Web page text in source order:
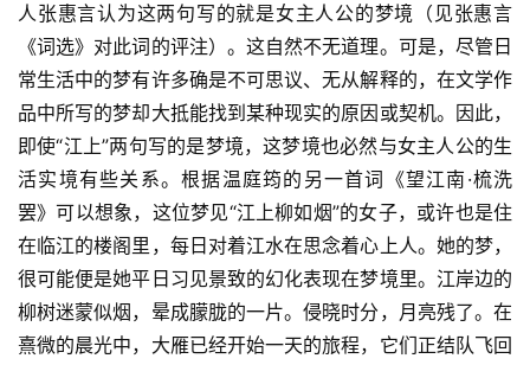
人张惠言认为这两句写的就是女主人公的梦境（见张惠言
《词选》对此词的评注）。这自然不无道理。可是，尽管日
常生活中的梦有许多确是不可思议、无从解释的，在文学作
品中所写的梦却大抵能找到某种现实的原因或契机。因此，
即使“江上”两句写的是梦境，这梦境也必然与女主人公的生
活实境有些关系。根据温庭筠的另一首词《望江南·梳洗
罢》可以想象，这位梦见“江上柳如烟”的女子，或许也是住
在临江的楼阁里，每日对着江水在思念着心上人。她的梦，
很可能便是她平日习见景致的幻化表现在梦境里。江岸边的
柳树迷蒙似烟，晕成朦胧的一片。侵晓时分，月亮残了。在
熹微的晨光中，大雁已经开始一天的旅程，它们正结队飞回